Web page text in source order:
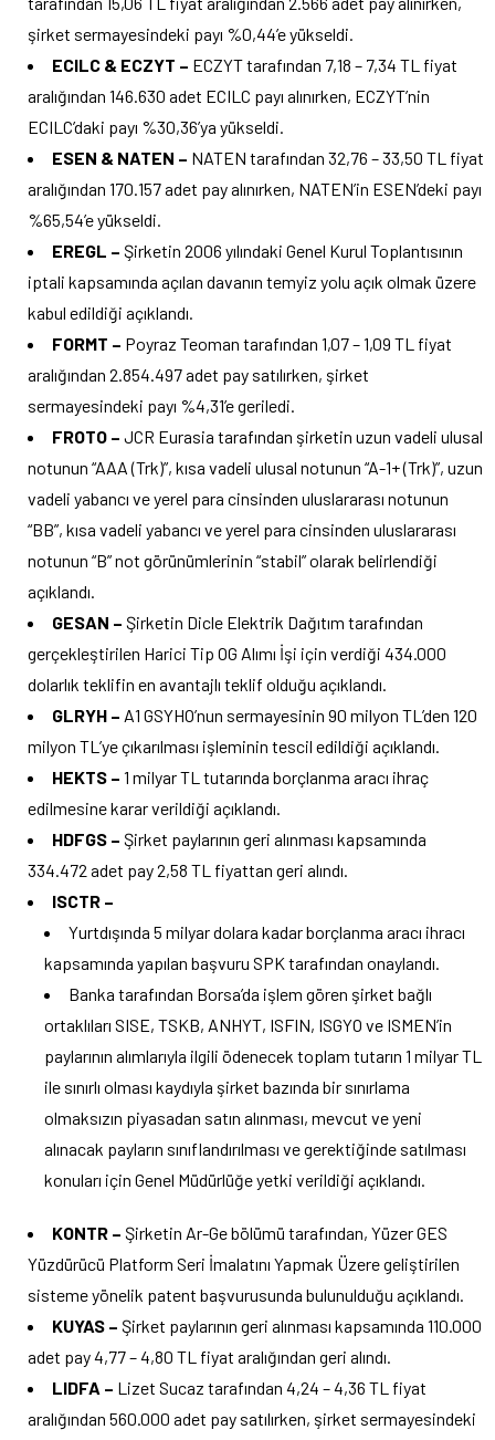
şirket sermayesindeki payı %0,44’e yükseldi.
ECILC & ECZYT – ECZYT tarafından 7,18 – 7,34 TL fiyat
aralığından 146.630 adet ECILC payı alınırken, ECZYT’nin
ECILC’daki payı %30,36’ya yükseldi.
ESEN & NATEN – NATEN tarafından 32,76 – 33,50 TL fiyat
aralığından 170.157 adet pay alınırken, NATEN’in ESEN’deki payı
%65,54’e yükseldi.
EREGL – Şirketin 2006 yılındaki Genel Kurul Toplantısının
iptali kapsamında açılan davanın temyiz yolu açık olmak üzere
kabul edildiği açıklandı.
FORMT – Poyraz Teoman tarafından 1,07 – 1,09 TL fiyat
aralığından 2.854.497 adet pay satılırken, şirket
sermayesindeki payı %4,31’e geriledi.
FROTO – JCR Eurasia tarafından şirketin uzun vadeli ulusal
notunun “AAA (Trk)”, kısa vadeli ulusal notunun “A-1+ (Trk)”, uzun
vadeli yabancı ve yerel para cinsinden uluslararası notunun
“BB”, kısa vadeli yabancı ve yerel para cinsinden uluslararası
notunun “B” not görünümlerinin “stabil” olarak belirlendiği
açıklandı.
GESAN – Şirketin Dicle Elektrik Dağıtım tarafından
gerçekleştirilen Harici Tip OG Alımı İşi için verdiği 434.000
dolarlık teklifin en avantajlı teklif olduğu açıklandı.
GLRYH – A1 GSYHO’nun sermayesinin 90 milyon TL’den 120
milyon TL’ye çıkarılması işleminin tescil edildiği açıklandı.
HEKTS – 1 milyar TL tutarında borçlanma aracı ihraç
edilmesine karar verildiği açıklandı.
HDFGS – Şirket paylarının geri alınması kapsamında
334.472 adet pay 2,58 TL fiyattan geri alındı.
ISCTR –
Yurtdışında 5 milyar dolara kadar borçlanma aracı ihracı
kapsamında yapılan başvuru SPK tarafından onaylandı.
Banka tarafından Borsa’da işlem gören şirket bağlı
ortaklıları SISE, TSKB, ANHYT, ISFIN, ISGYO ve ISMEN’in
paylarının alımlarıyla ilgili ödenecek toplam tutarın 1 milyar TL
ile sınırlı olması kaydıyla şirket bazında bir sınırlama
olmaksızın piyasadan satın alınması, mevcut ve yeni
alınacak payların sınıflandırılması ve gerektiğinde satılması
konuları için Genel Müdürlüğe yetki verildiği açıklandı.
KONTR – Şirketin Ar-Ge bölümü tarafından, Yüzer GES
Yüzdürücü Platform Seri İmalatını Yapmak Üzere geliştirilen
sisteme yönelik patent başvurusunda bulunulduğu açıklandı.
KUYAS – Şirket paylarının geri alınması kapsamında 110.000
adet pay 4,77 – 4,80 TL fiyat aralığından geri alındı.
LIDFA – Lizet Sucaz tarafından 4,24 – 4,36 TL fiyat
aralığından 560.000 adet pay satılırken, şirket sermayesindeki